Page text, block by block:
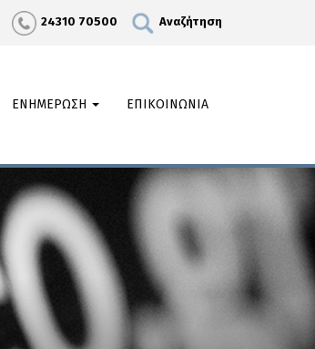
24310 70500 Αναζήτηση
ΕΝΗΜΕΡΩΣΗ ΕΠΙΚΟΙΝΩΝΙΑ